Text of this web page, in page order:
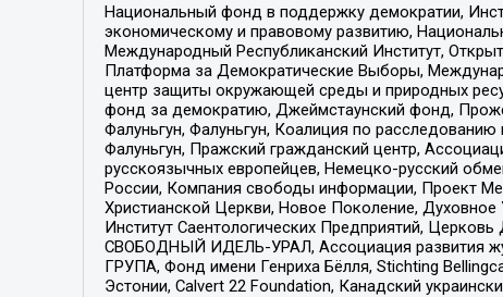
Национальный фонд в поддержку демократии,
экономическому и правовому развитию,
Международный Республиканский Институт,
Платформа за Демократические Выборы,
центр защиты окружающей среды и природных
фонд за демократию, Джеймстаунский фонд,
Фалуньгун, Фалуньгун, Коалиция по
Фалуньгун, Пражский гражданский центр,
русскоязычных европейцев, Немецко-русский
России, Компания свободы информации, Проект
Христианской Церкви, Новое Поколение,
Институт Саентологических Предприятий,
СВОБОДНЫЙ ИДЕЛЬ-УРАЛ, Ассоциация развития
ГРУПА, Фонд имени Генриха Бёлля, Stichting
Эстонии, Calvert 22 Foundation, Канадский